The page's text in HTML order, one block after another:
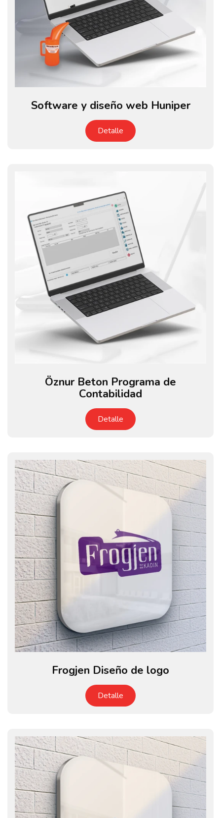
Software y diseño web Huniper
Detalle
Öznur Beton Programa de
Contabilidad
Detalle
Frogjen Diseño de logo
Detalle